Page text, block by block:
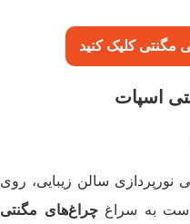
مگنتیکلیک کنید
اسپات
نورپردازی سالن زیبایی، روی
است به سراغچراغ‌های مگنتی